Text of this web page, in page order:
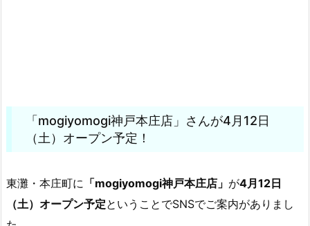
「mogiyomogi神戸本庄店」さんが4月12日
（土）オープン予定！
東灘・本庄町に 「mogiyomogi神戸本庄店」 が4月12日
（土）オープン予定ということでSNSでご案内がありまし